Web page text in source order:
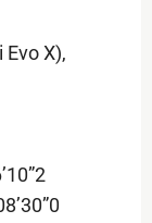
X),